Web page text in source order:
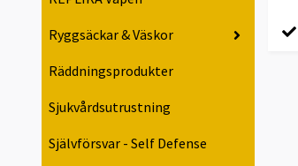
Ryggsäckar & Väskor
Räddningsprodukter
Sjukvårdsutrustning
Självförsvar - Self Defense